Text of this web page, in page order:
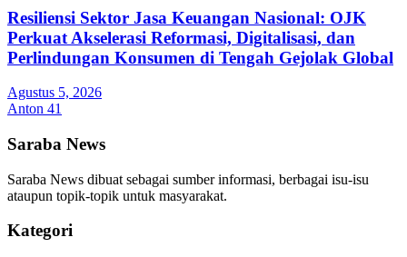
Resiliensi Sektor Jasa Keuangan Nasional: OJK
Perkuat Akselerasi Reformasi, Digitalisasi, dan
Perlindungan Konsumen di Tengah Gejolak Global
Agustus 5, 2026
Anton 41
Saraba News
Saraba News dibuat sebagai sumber informasi, berbagai isu-isu
ataupun topik-topik untuk masyarakat.
Kategori